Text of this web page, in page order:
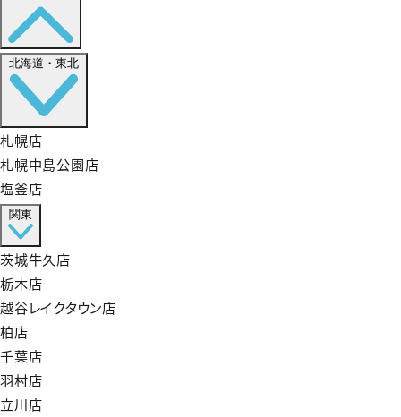
北海道・東北
札幌店
札幌中島公園店
塩釜店
関東
茨城牛久店
栃木店
越谷レイクタウン店
柏店
千葉店
羽村店
立川店